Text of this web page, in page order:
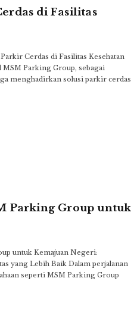
di Fasilitas
Cerdas di Fasilitas Kesehatan
MSM Parking Group, sebagai
menghadirkan solusi parkir cerdas
Parking Group untuk
untuk Kemajuan Negeri:
yang Lebih Baik Dalam perjalanan
seperti MSM Parking Group